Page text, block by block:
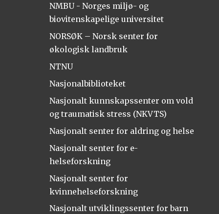
NMBU - Norges miljø- og
biovitenskapelige universitet
NORSØK – Norsk senter for
økologisk landbruk
NTNU
Nasjonalbiblioteket
Nasjonalt kunnskapssenter om vold
og traumatisk stress (NKVTS)
Nasjonalt senter for aldring og helse
Nasjonalt senter for e-
helseforskning
Nasjonalt senter for
kvinnehelseforskning
Nasjonalt utviklingssenter for barn